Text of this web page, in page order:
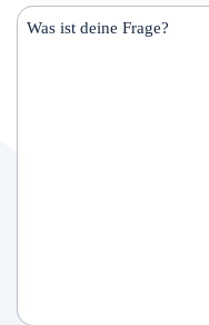
(erforderlich)
Was